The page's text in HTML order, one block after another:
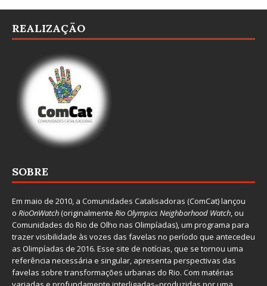
REALIZAÇÃO
SOBRE
Em maio de 2010, a Comunidades Catalisadoras (ComCat) lançou
o RioOnWatch(originalmente Rio Olympics Neighborhood Watch, ou
Comunidades do Rio de Olho nas Olimpíadas), um programa para
trazer visibilidade às vozes das favelas no período que antecedeu
as Olimpíadas de 2016. Esse site de notícias, que se tornou uma
referência necessária e singular, apresenta perspectivas das
favelas sobre transformações urbanas do Rio. Com matérias